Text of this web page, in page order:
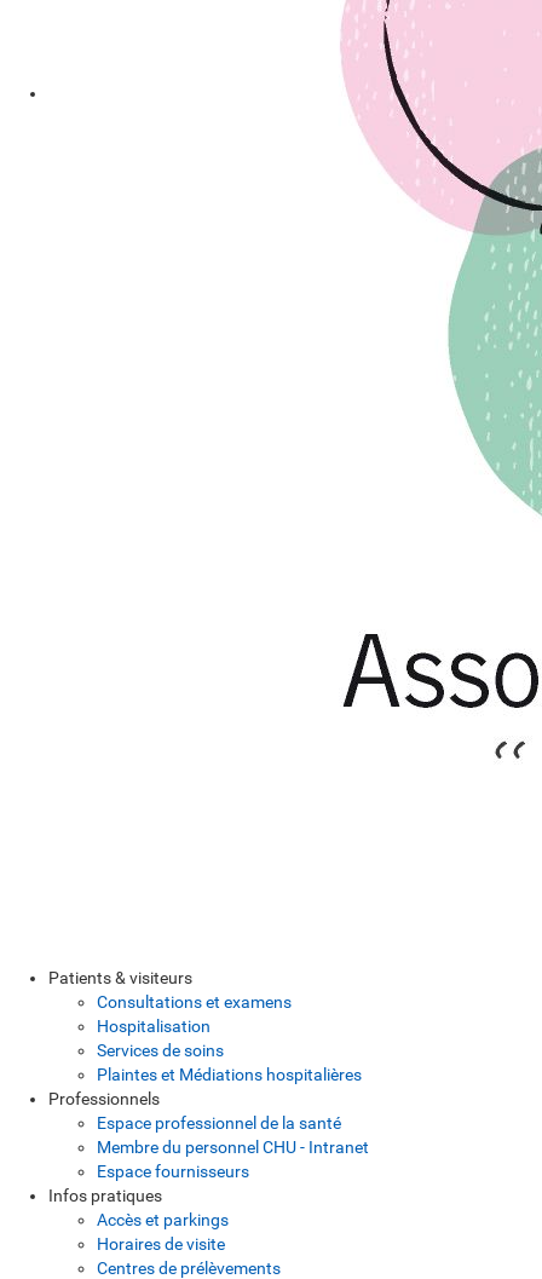
Patients & visiteurs
Consultations et examens
Hospitalisation
Services de soins
Plaintes et Médiations hospitalières
Professionnels
Espace professionnel de la santé
Membre du personnel CHU - Intranet
Espace fournisseurs
Infos pratiques
Accès et parkings
Horaires de visite
Centres de prélèvements